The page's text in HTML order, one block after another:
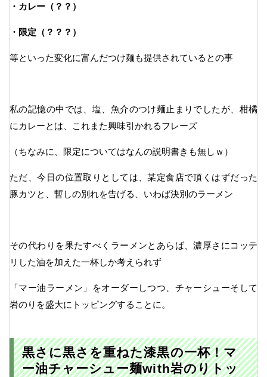
・カレー（？？）
・限定（？？？）
等といった変化に富んだつけ麺も提供されているとの事
私の記憶の中では、塩、魚介のつけ麺止まりでしたが、柑橘
にカレーとは、これまた興味引かれるフレーズ
（ちなみに、限定についてはなんの説明書きも無しｗ）
ただ、今日の位置取りとしては、某定食店で頂くはずだった
豚カツと、暫しの別れを告げる、いわば決別のラーメン
その代わりを果たすべくラーメンとあらば、濃厚さにコッテ
リした油を加えた一杯しか考えられず
「マー油ラーメン」をオーダーしつつ、チャーシューそして
岩のりを盛大にトッピングすることに。
黒さに黒さを重ねた漆黒の一杯！マ
ー油チャーシュー麺with岩のりトッ